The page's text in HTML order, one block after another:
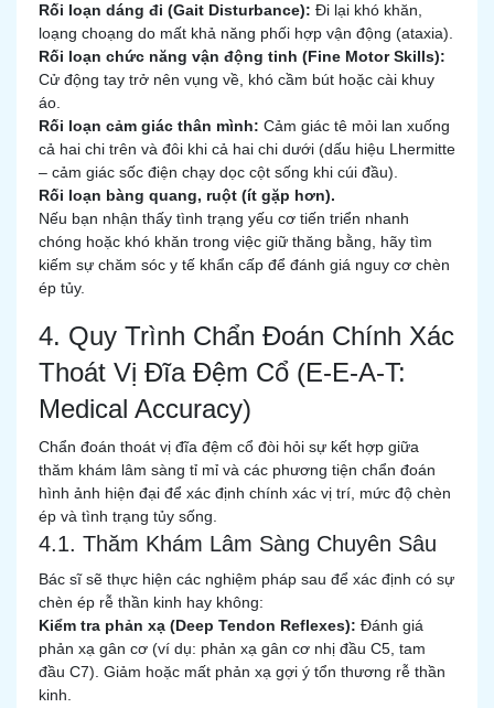
Rối loạn dáng đi (Gait Disturbance): Đi lại khó khăn,
loạng choạng do mất khả năng phối hợp vận động (ataxia).
Rối loạn chức năng vận động tinh (Fine Motor Skills):
Cử động tay trở nên vụng về, khó cầm bút hoặc cài khuy
áo.
Rối loạn cảm giác thân mình: Cảm giác tê mỏi lan xuống
cả hai chi trên và đôi khi cả hai chi dưới (dấu hiệu Lhermitte
– cảm giác sốc điện chạy dọc cột sống khi cúi đầu).
Rối loạn bàng quang, ruột (ít gặp hơn).
Nếu bạn nhận thấy tình trạng yếu cơ tiến triển nhanh
chóng hoặc khó khăn trong việc giữ thăng bằng, hãy tìm
kiếm sự chăm sóc y tế khẩn cấp để đánh giá nguy cơ chèn
ép tủy.
4. Quy Trình Chẩn Đoán Chính Xác
Thoát Vị Đĩa Đệm Cổ (E-E-A-T:
Medical Accuracy)
Chẩn đoán thoát vị đĩa đệm cổ đòi hỏi sự kết hợp giữa
thăm khám lâm sàng tỉ mỉ và các phương tiện chẩn đoán
hình ảnh hiện đại để xác định chính xác vị trí, mức độ chèn
ép và tình trạng tủy sống.
4.1. Thăm Khám Lâm Sàng Chuyên Sâu
Bác sĩ sẽ thực hiện các nghiệm pháp sau để xác định có sự
chèn ép rễ thần kinh hay không:
Kiểm tra phản xạ (Deep Tendon Reflexes): Đánh giá
phản xạ gân cơ (ví dụ: phản xạ gân cơ nhị đầu C5, tam
đầu C7). Giảm hoặc mất phản xạ gợi ý tổn thương rễ thần
kinh.